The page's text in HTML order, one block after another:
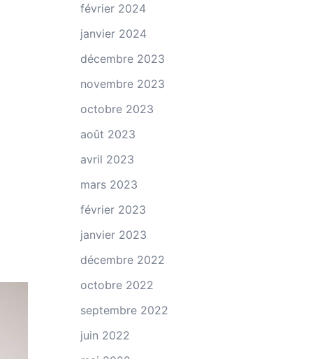
février 2024
janvier 2024
décembre 2023
novembre 2023
octobre 2023
août 2023
avril 2023
mars 2023
février 2023
janvier 2023
décembre 2022
octobre 2022
septembre 2022
juin 2022